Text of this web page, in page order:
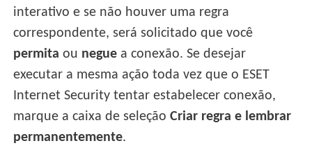
interativo e se não houver uma regra
correspondente, será solicitado que você
permita ou negue a conexão. Se desejar
executar a mesma ação toda vez que o ESET
Internet Security tentar estabelecer conexão,
marque a caixa de seleçãoCriar regra e lembrar
permanentemente.